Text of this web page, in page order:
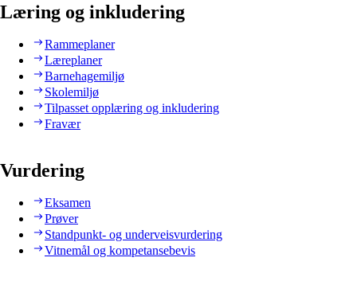
Læring og inkludering
Rammeplaner
Læreplaner
Barnehagemiljø
Skolemiljø
Tilpasset opplæring og inkludering
Fravær
Vurdering
Eksamen
Prøver
Standpunkt- og underveisvurdering
Vitnemål og kompetansebevis